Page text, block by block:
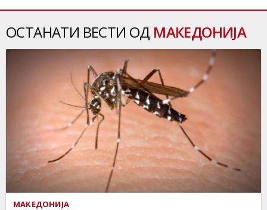
ОСТАНАТИ ВЕСТИ ОД МАКЕДОНИЈА
МАКЕДОНИЈА